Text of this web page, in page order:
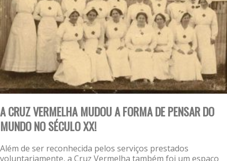
A CRUZ VERMELHA MUDOU A FORMA DE PENSAR DO
MUNDO NO SÉCULO XX!
Além de ser reconhecida pelos serviços prestados
voluntariamente, a Cruz Vermelha também foi um espaço